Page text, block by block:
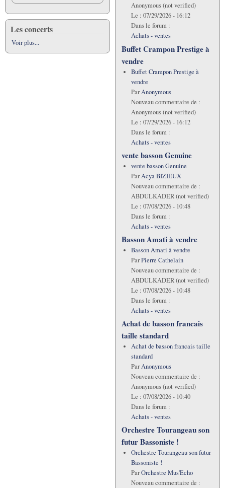
Les concerts
Voir plus...
Anonymous (not verified)
Le : 07/29/2026 - 16:12
Dans le forum :
Achats - ventes
Buffet Crampon Prestige à
vendre
Buffet Crampon Prestige à
vendre
ParAnonymous
Nouveau commentaire de :
Anonymous (not verified)
Le : 07/29/2026 - 16:12
Dans le forum :
Achats - ventes
vente basson Genuine
vente basson Genuine
ParAcya BIZIEUX
Nouveau commentaire de :
ABDULKADER (not verified)
Le : 07/08/2026 - 10:48
Dans le forum :
Achats - ventes
Basson Amati à vendre
Basson Amati à vendre
ParPierre Cathelain
Nouveau commentaire de :
ABDULKADER (not verified)
Le : 07/08/2026 - 10:48
Dans le forum :
Achats - ventes
Achat de basson francais
taille standard
Achat de basson francais taille
standard
ParAnonymous
Nouveau commentaire de :
Anonymous (not verified)
Le : 07/08/2026 - 10:40
Dans le forum :
Achats - ventes
Orchestre Tourangeau son
futur Bassoniste !
Orchestre Tourangeau son futur
Bassoniste !
ParOrchestre Mus'Echo
Nouveau commentaire de :